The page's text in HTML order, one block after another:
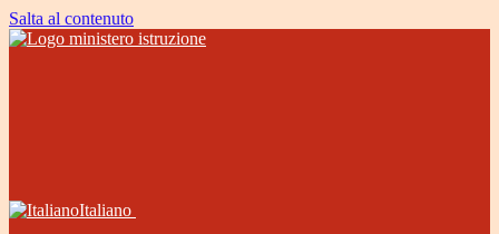
Salta al contenuto
Italiano